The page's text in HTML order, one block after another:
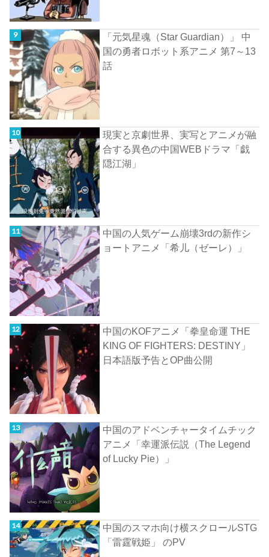
「元気星魂（Star Guardian）」 中
国の勇者ロボット系アニメ 第7～13
話
現実と京劇世界、実写とアニメが融
合する異色の中国WEBドラマ「戯
隠江湖」
中国の人気ゲーム崩壊3rdの新作シ
ョートアニメ「希儿（ゼーレ）」
中国のKOFアニメ「拳皇命運 THE
KING OF FIGHTERS: DESTINY」
日本語版予告とOP曲公開
中国のアドベンチャータイムチック
アニメ「幸運派伝説（The Legend
of Lucky Pie）」
中国のスマホ向け横スクロールSTG
「雷霆戦姫」 のPV